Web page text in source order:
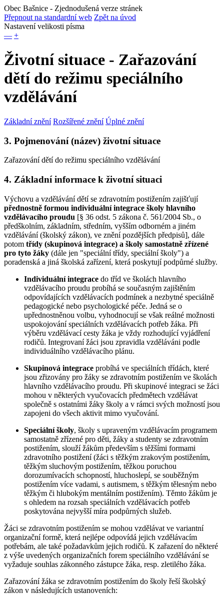
Obec Bašnice - Zjednodušená verze stránek
Přepnout na standardní web Zpět na úvod
Nastavení velikosti písma
— +
Životní situace - Zařazování
dětí do režimu speciálního
vzdělávání
Základní znění Rozšířené znění Úplné znění
3. Pojmenování (název) životní situace
Zařazování dětí do režimu speciálního vzdělávání
4. Základní informace k životní situaci
Výchovu a vzdělávání dětí se zdravotním postižením zajišťují
přednostně formou individuální integrace školy hlavního
vzdělávacího proudu [§ 36 odst. 5 zákona č. 561/2004 Sb., o
předškolním, základním, středním, vyšším odborném a jiném
vzdělávání (školský zákon), ve znění pozdějších předpisů], dále
potom třídy (skupinová integrace) a školy samostatně zřízené
pro tyto žáky (dále jen "speciální třídy, speciální školy") a
poradenská a jiná školská zařízení, která poskytují podpůrné služby.
Individuální integrace do tříd ve školách hlavního
vzdělávacího proudu probíhá se současným zajištěním
odpovídajících vzdělávacích podmínek a nezbytné speciálně
pedagogické nebo psychologické péče. Jedná se o
upřednostněnou volbu, vyhodnocují se však reálné možnosti
uspokojování speciálních vzdělávacích potřeb žáka. Při
výběru vzdělávací cesty žáka je vždy rozhodující vyjádření
rodičů. Integrovaní žáci jsou zpravidla vzděláváni podle
individuálního vzdělávacího plánu.
Skupinová integrace probíhá ve speciálních třídách, které
jsou zřizovány pro žáky se zdravotním postižením ve školách
hlavního vzdělávacího proudu. Při skupinové integraci se žáci
mohou v některých vyučovacích předmětech vzdělávat
společně s ostatními žáky školy a v rámci svých možností jsou
zapojeni do všech aktivit mimo vyučování.
Speciální školy, školy s upraveným vzdělávacím programem
samostatně zřízené pro děti, žáky a studenty se zdravotním
postižením, slouží žákům především s těžšími formami
zdravotního postižení (žáci s těžkým zrakovým postižením,
těžkým sluchovým postižením, těžkou poruchou
dorozumívacích schopností, hluchoslepí, se souběžným
postižením více vadami, s autismem, s těžkým tělesným nebo
těžkým či hlubokým mentálním postižením). Těmto žákům je
s ohledem na rozsah speciálních vzdělávacích potřeb
poskytována nejvyšší míra podpůrných služeb.
Žáci se zdravotním postižením se mohou vzdělávat ve variantní
organizační formě, která nejlépe odpovídá jejich vzdělávacím
potřebám, ale také požadavkům jejich rodičů. K zařazení do některé
z výše uvedených organizačních forem speciálního vzdělávání se
vyžaduje souhlas zákonného zástupce žáka, resp. zletilého žáka.
Zařazování žáka se zdravotním postižením do školy řeší školský
zákon v následujících ustanoveních: